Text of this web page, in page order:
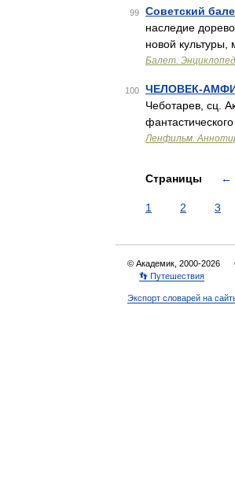
99 Советский
наследие
новой
Балет.
100 ЧЕЛОВЕК-
Чеботарев, сц.
Ленфильм.
Страницы ←
1 2 3
© Академик, 2000-2026
👣 Путешествия
Экспорт словарей на